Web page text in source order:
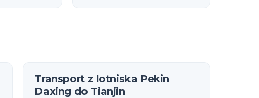
Transport z lotniska Pekin
Daxing do Tianjin